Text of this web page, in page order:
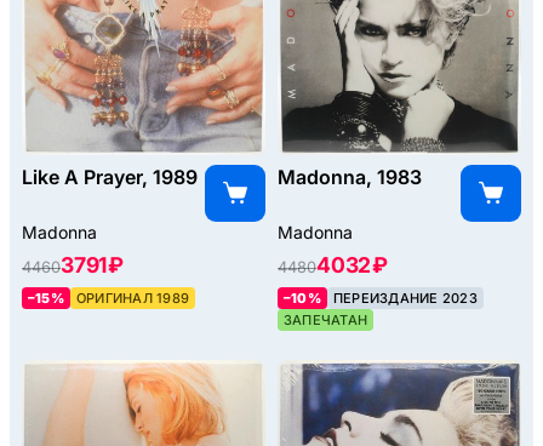
Like A Prayer, 1989
Madonna
44603791 ₽
–15% ОРИГИНАЛ 1989
Madonna, 1983
Madonna
44804032 ₽
–10%
ПЕРЕИЗДАНИЕ 2023
ЗАПЕЧАТАН